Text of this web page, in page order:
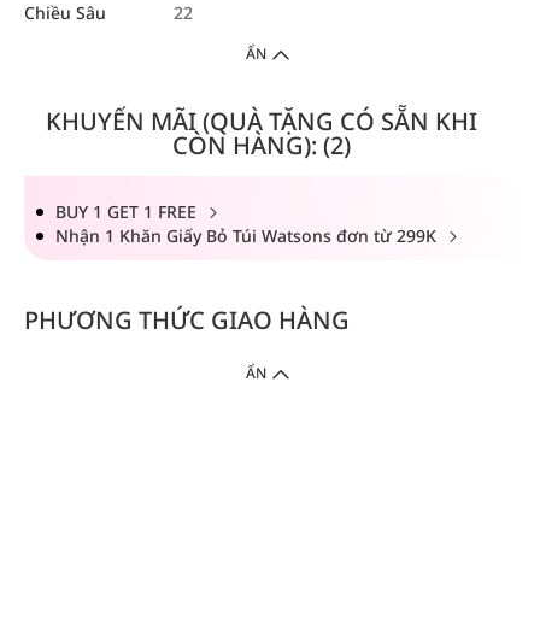
Chiều Sâu 22
ẨN
KHUYẾN MÃI (QUÀ TẶNG CÓ SẴN KHI
CÒN HÀNG): (2)
BUY 1 GET 1 FREE
Nhận 1 Khăn Giấy Bỏ Túi Watsons đơn từ 299K
PHƯƠNG THỨC GIAO HÀNG
ẨN